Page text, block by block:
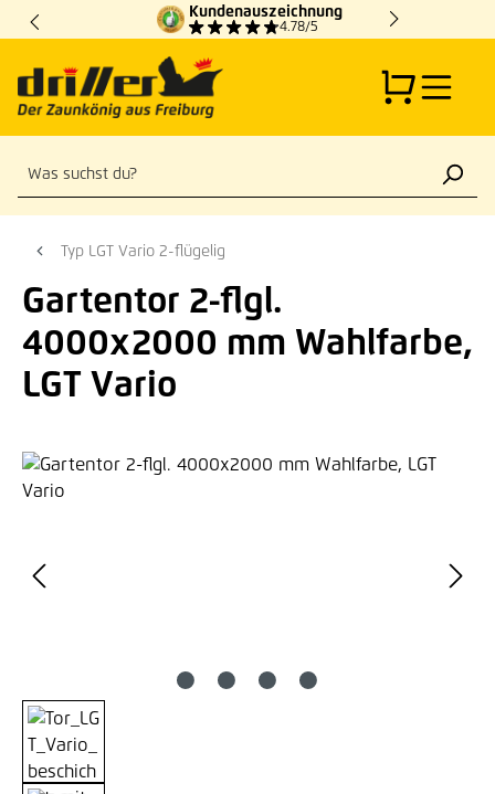
Zum Hauptinhalt springen
Kundenauszeichnung
4.78/5
Typ LGT Vario 2-flügelig
Gartentor 2-flgl.
4000x2000 mm Wahlfarbe,
LGT Vario
Bildergalerie überspringen